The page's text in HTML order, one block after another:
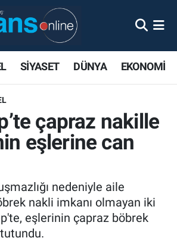
SİYASET DÜNYA EKONOMİ
çapraz nakille
eşlerine can
nedeniyle aile
nakli imkanı olmayan iki
eşlerinin çapraz böbrek